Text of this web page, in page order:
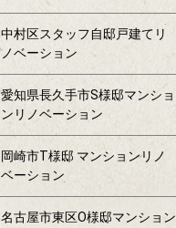
中村区スタッフ自邸戸建てリ
ノベーション
愛知県長久手市S様邸マンショ
ンリノベーション
岡崎市T様邸 マンションリノ
ベーション
名古屋市東区O様邸マンション